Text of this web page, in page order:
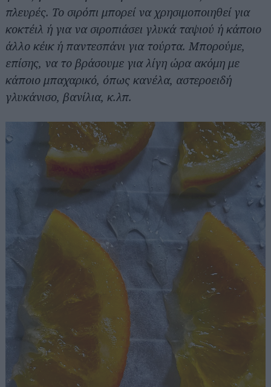
πλευρές. Το σιρόπι μπορεί να χρησιμοποιηθεί για
κοκτέιλ ή για να σιροπιάσει γλυκά ταψιού ή κάποιο
άλλο κέικ ή παντεσπάνι για τούρτα. Μπορούμε,
επίσης, να το βράσουμε για λίγη ώρα ακόμη με
κάποιο μπαχαρικό, όπως κανέλα, αστεροειδή
γλυκάνισο, βανίλια, κ.λπ.